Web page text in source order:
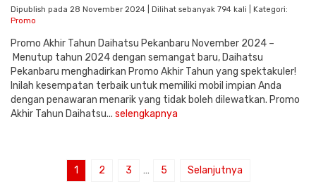
Dipublish pada 28 November 2024 | Dilihat sebanyak 794 kali | Kategori:
Promo
Promo Akhir Tahun Daihatsu Pekanbaru November 2024 –
Menutup tahun 2024 dengan semangat baru, Daihatsu
Pekanbaru menghadirkan Promo Akhir Tahun yang spektakuler!
Inilah kesempatan terbaik untuk memiliki mobil impian Anda
dengan penawaran menarik yang tidak boleh dilewatkan. Promo
Akhir Tahun Daihatsu... selengkapnya
1 2 3 … 5 Selanjutnya